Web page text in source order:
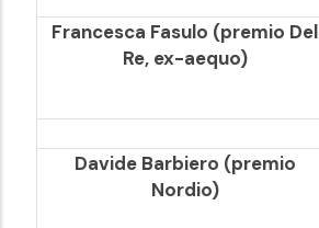
Francesca Fasulo (premio Del
Re, ex-aequo)
Davide Barbiero (premio
Nordio)